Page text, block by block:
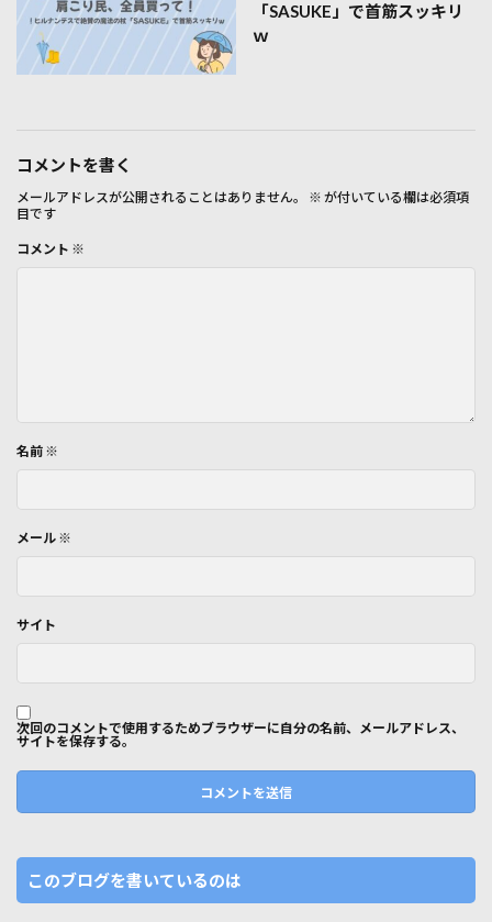
「SASUKE」で首筋スッキリ
ｗ
コメントを書く
メールアドレスが公開されることはありません。 ※ が付いている欄は必須項
目です
コメント ※
名前 ※
メール ※
サイト
次回のコメントで使用するためブラウザーに自分の名前、メールアドレス、
サイトを保存する。
このブログを書いているのは